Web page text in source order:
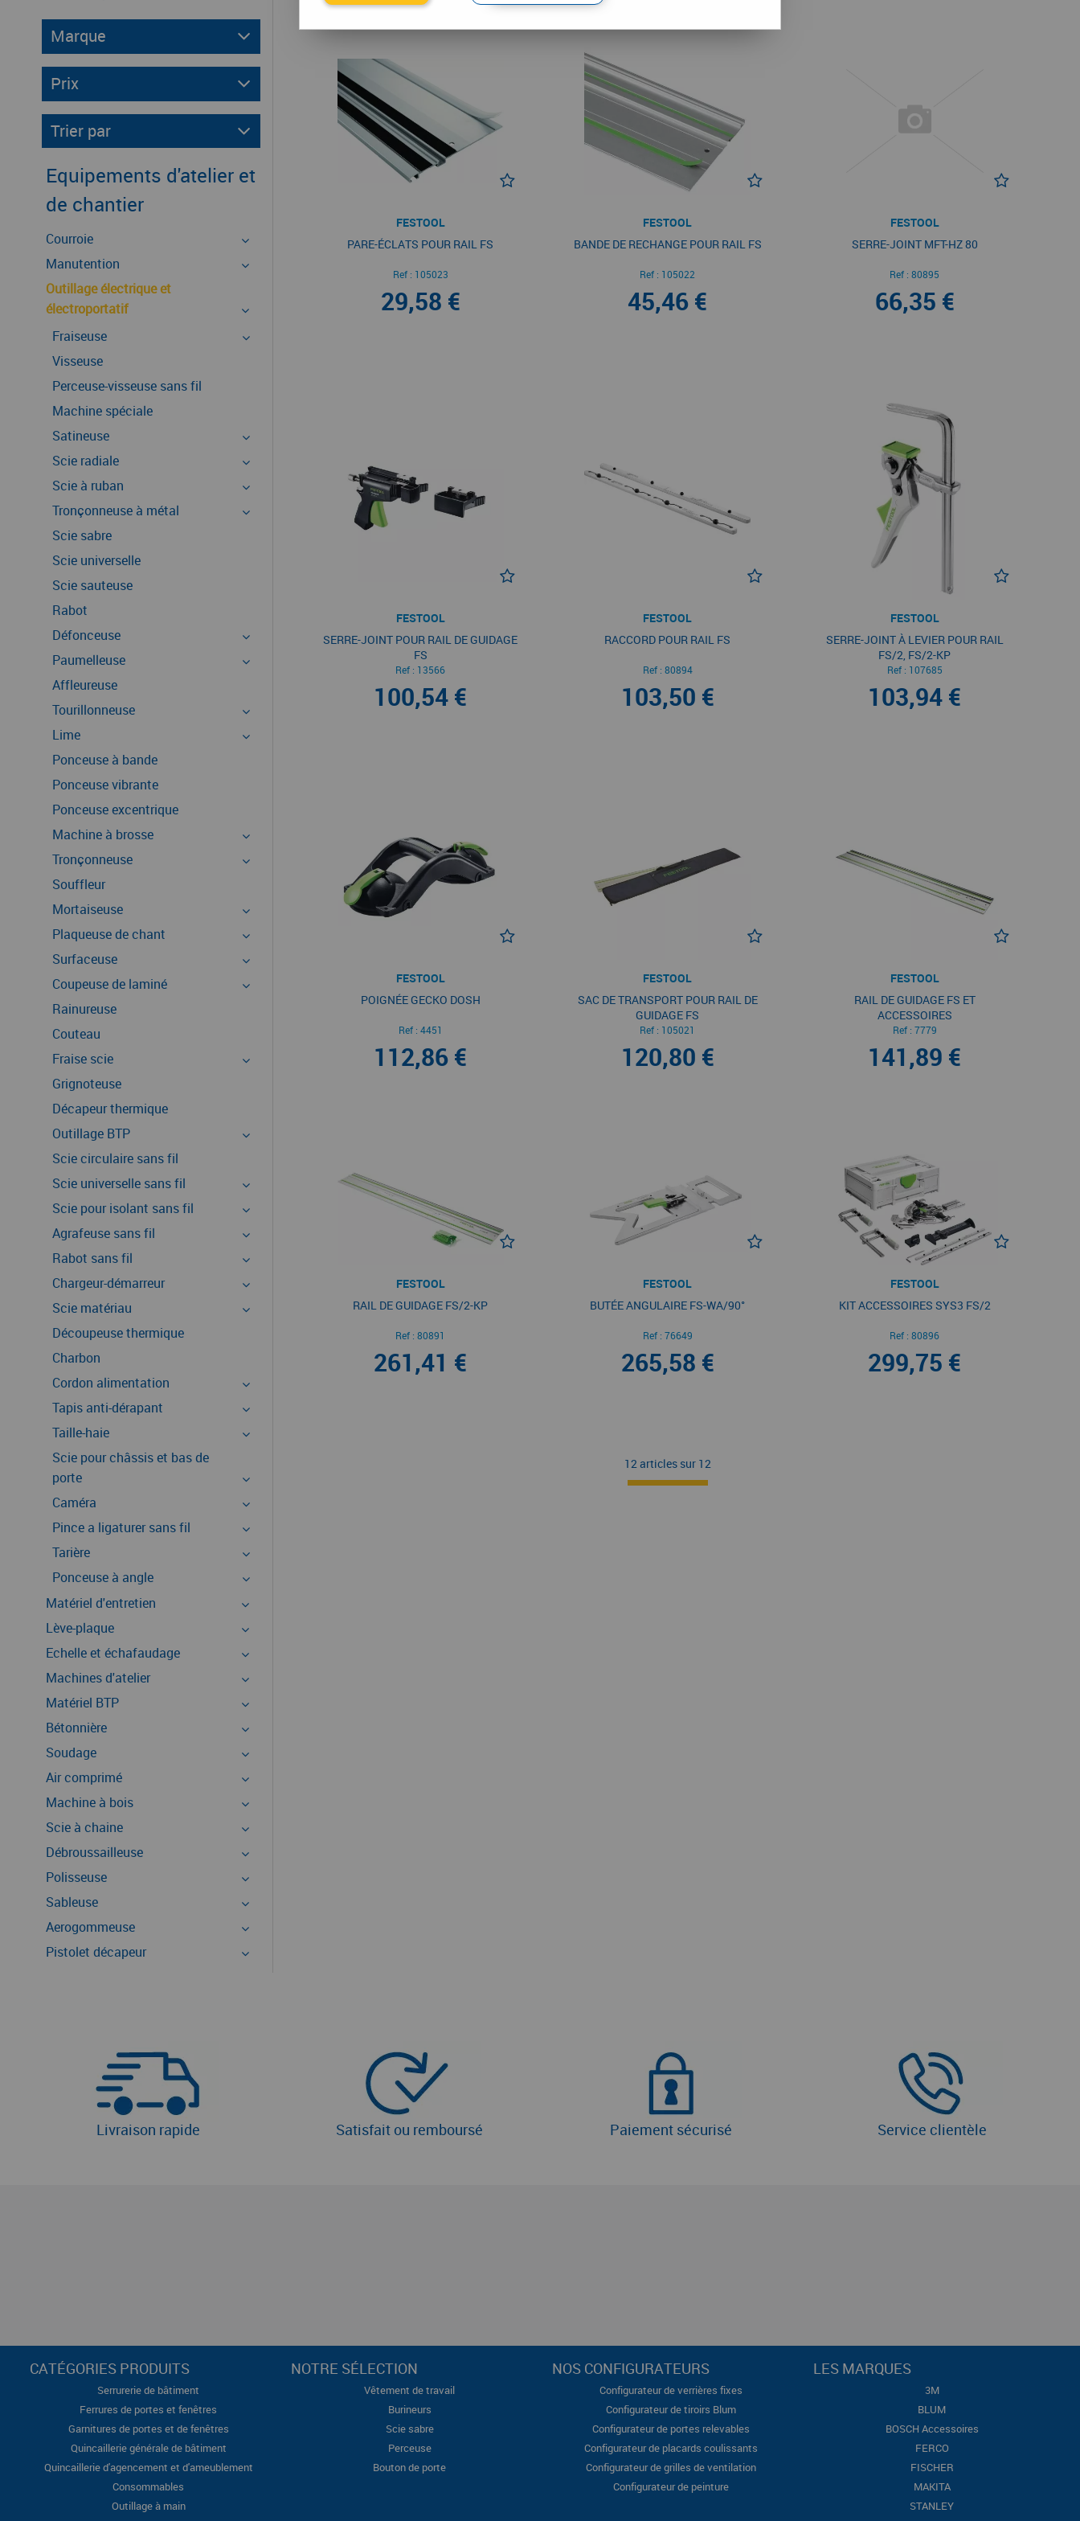
Marque
Prix
Trier par
Equipements d'atelier et
de chantier
Courroie
Manutention
Outillage électrique et
électroportatif
Fraiseuse
Visseuse
Perceuse-visseuse sans fil
Machine spéciale
Satineuse
Scie radiale
Scie à ruban
Tronçonneuse à métal
Scie sabre
Scie universelle
Scie sauteuse
Rabot
Défonceuse
Paumelleuse
Affleureuse
Tourillonneuse
Lime
Ponceuse à bande
Ponceuse vibrante
Ponceuse excentrique
Machine à brosse
Tronçonneuse
Souffleur
Mortaiseuse
Plaqueuse de chant
Surfaceuse
Coupeuse de laminé
Rainureuse
Couteau
Fraise scie
Grignoteuse
Décapeur thermique
Outillage BTP
Scie circulaire sans fil
Scie universelle sans fil
Scie pour isolant sans fil
Agrafeuse sans fil
Rabot sans fil
Chargeur-démarreur
Scie matériau
Découpeuse thermique
Charbon
Cordon alimentation
Tapis anti-dérapant
Taille-haie
Scie pour châssis et bas de
porte
Caméra
Pince a ligaturer sans fil
Tarière
Ponceuse à angle
Matériel d'entretien
Lève-plaque
Echelle et échafaudage
Machines d'atelier
Matériel BTP
Bétonnière
Soudage
Air comprimé
Machine à bois
Scie à chaine
Débroussailleuse
Polisseuse
Sableuse
Aerogommeuse
Pistolet décapeur
FESTOOL
PARE-ÉCLATS POUR RAIL FS
Ref : 105023
29,58 €
FESTOOL
BANDE DE RECHANGE POUR RAIL FS
Ref : 105022
45,46 €
FESTOOL
SERRE-JOINT MFT-HZ 80
Ref :80895
66,35 €
FESTOOL
SERRE-JOINT POUR RAIL DE GUIDAGE
FS
Ref : 13566
100,54 €
FESTOOL
RACCORD POUR RAIL FS
Ref : 80894
103,50 €
FESTOOL
SERRE-JOINT À LEVIER POUR RAIL
FS/2, FS/2-KP
Ref : 107685
103,94 €
FESTOOL
POIGNÉE GECKO DOSH
Ref : 4451
112,86 €
FESTOOL
SAC DE TRANSPORT POUR RAIL DE
GUIDAGE FS
Ref : 105021
120,80 €
FESTOOL
RAIL DE GUIDAGE FS ET
ACCESSOIRES
Ref : 7779
141,89 €
FESTOOL
RAIL DE GUIDAGE FS/2-KP
Ref :80891
261,41 €
FESTOOL
BUTÉE ANGULAIRE FS-WA/90°
Ref : 76649
265,58 €
FESTOOL
KIT ACCESSOIRES SYS3 FS/2
Ref :80896
299,75 €
12 articles sur 12
Livraison rapide Satisfait ou remboursé Paiement sécurisé Service clientèle
CATÉGORIES PRODUITS
Serrurerie de bâtiment
Ferrures de portes et fenêtres
Garnitures de portes et de fenêtres
Quincaillerie générale de bâtiment
Quincaillerie d'agencement et d'ameublement
Consommables
Outillage à main
NOTRE SÉLECTION
Vêtement de travail
Burineurs
Scie sabre
Perceuse
Bouton de porte
NOS CONFIGURATEURS
Configurateur de verrières fixes
Configurateur de tiroirs Blum
Configurateur de portes relevables
Configurateur de placards coulissants
Configurateur de grilles de ventilation
Configurateur de peinture
LES MARQUES
3M
BLUM
BOSCH Accessoires
FERCO
FISCHER
MAKITA
STANLEY